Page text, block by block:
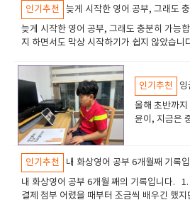
인기추천
늦게 시작한 영어 공부, 그래도
늦게 시작한 영어 공부, 그래도 충분히 가능
지 하면서도 막상 시작하기가 쉽지 않았습니
할 수 있을까?’ 하는 걱정도 많았지만, 막상
모습을 보면서 영어 공부가 점점 재미있어졌
어 업체에서 공부를 시작했었는데, 지인의
었고 고민 끝에 옮기게 되었습니다. 결과적
었다고 생각합니다. 가장 좋았던 점 중 하나
었습니다. 혹시라도 수업 스타일이 맞지 않을
수 있어서 좋았고, 무엇보다 선생님들의 수업
끝날 때마다 그날 배운 표현과 중요한 포인
가 틀린 문장이나 발음을 꼼꼼하게 수정해
되었습니다. 단순히 수업 시간에만 배우고 끝
인기추천
올해 초반까지
윤이, 지금은
지하게 영어학
가 원했던 수
실 고민을 하
인기추천
내 화상영어 공부 6개월째 기록
내 화상영어 공부 6개월 째의 기록입니다. 1.
결제 첨부 어렸을 때부터 조금씩 배우긴 했